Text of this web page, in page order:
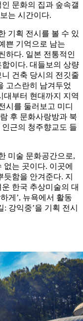
문화의 집과 숲속갤
는 시간이다.
기획 전시를 볼 수 있
쁜 기억으로 남는
하다. 일본 전통적인
이다. 대들보의 상량
건축 당시의 전깃줄
고스란히 남겨두었
대부터 현대까지 지역
시를 둘러보고 미디
후 문화사랑방과 북
근의 청주향교도 들
미술 문화공간으로,
는 곳이다. 이곳에
함을 안겨준다. 지
한국 추상미술의 대
게’, 뉴욕에서 활동
강익중’을 기획 전시